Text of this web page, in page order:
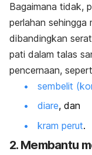
Bagaimana tidak,
perlahan
dibandingkan
pati dalam talas
pencernaan,
sembelit
diare, dan
kram perut.
2. Membantu